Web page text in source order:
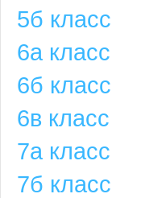
5б класс
6а класс
6б класс
6в класс
7а класс
7б класс